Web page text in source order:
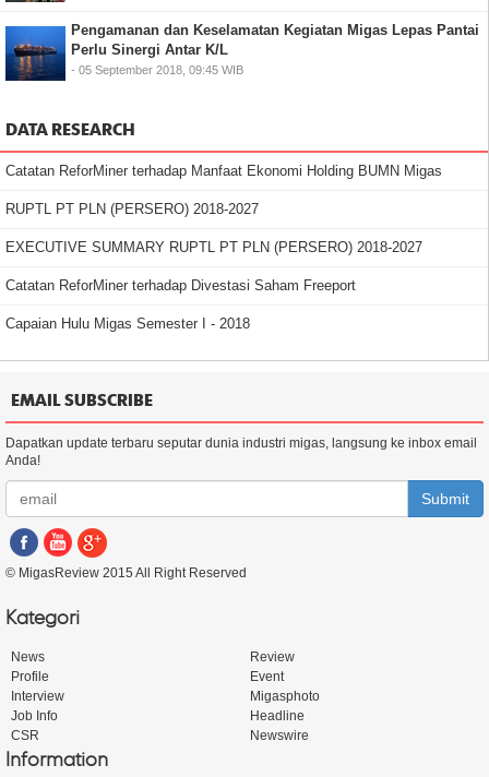
Pengamanan dan Keselamatan Kegiatan Migas Lepas Pantai
Perlu Sinergi Antar K/L
- 05 September 2018, 09:45 WIB
DATA RESEARCH
Catatan ReforMiner terhadap Manfaat Ekonomi Holding BUMN Migas
RUPTL PT PLN (PERSERO) 2018-2027
EXECUTIVE SUMMARY RUPTL PT PLN (PERSERO) 2018-2027
Catatan ReforMiner terhadap Divestasi Saham Freeport
Capaian Hulu Migas Semester I - 2018
EMAIL SUBSCRIBE
Dapatkan update terbaru seputar dunia industri migas, langsung ke inbox email
Anda!
Submit
© MigasReview 2015 All Right Reserved
Kategori
News
Review
Profile
Event
Interview
Migasphoto
Job Info
Headline
CSR
Newswire
Information